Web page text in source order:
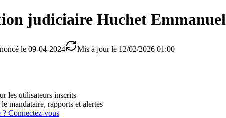
judiciaire Huchet Emmanuel
le 09-04-2024 Mis à jour le 12/02/2026 01:00
les utilisateurs inscrits
mandataire, rapports et alertes
? Connectez-vous